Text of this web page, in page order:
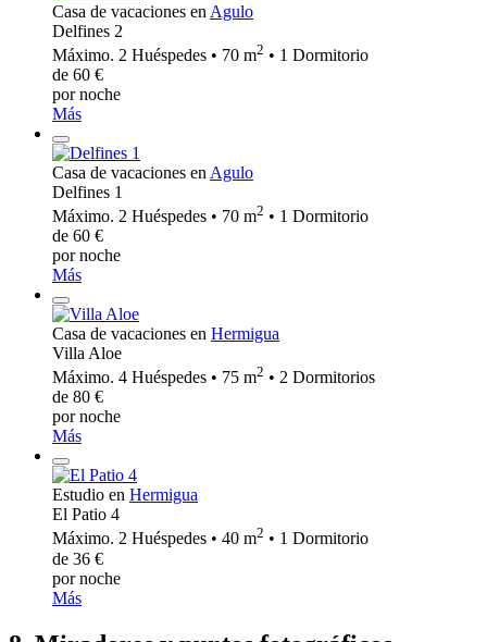
Casa de vacaciones en Agulo
Delfines 2
Máximo. 2 Huéspedes • 70 m2 • 1 Dormitorio
de 60 €
por noche
Más
Casa de vacaciones en Agulo
Delfines 1
Máximo. 2 Huéspedes • 70 m2 • 1 Dormitorio
de 60 €
por noche
Más
Casa de vacaciones en Hermigua
Villa Aloe
Máximo. 4 Huéspedes • 75 m2 • 2 Dormitorios
de 80 €
por noche
Más
Estudio en Hermigua
El Patio 4
Máximo. 2 Huéspedes • 40 m2 • 1 Dormitorio
de 36 €
por noche
Más